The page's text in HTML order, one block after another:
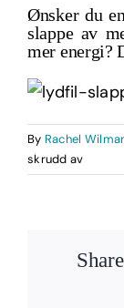
Ønsker du
slappe av
mer energi?
By Rachel
skrudd avfor
Derfor
å